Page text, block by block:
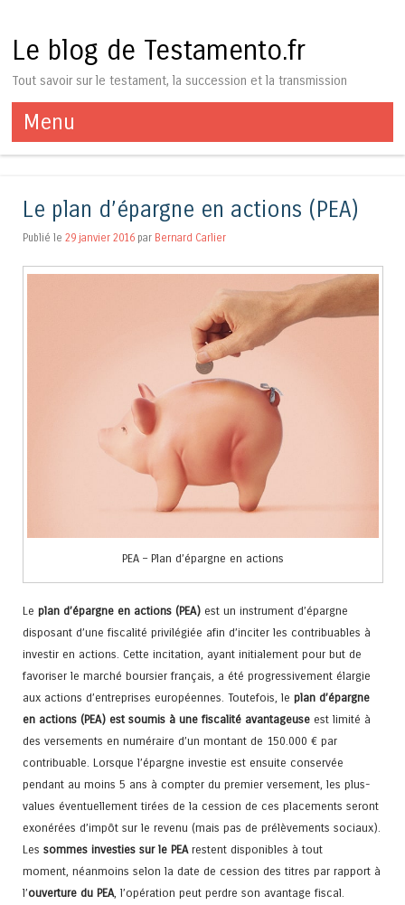
Le blog de Testamento.fr
Tout savoir sur le testament, la succession et la transmission
Menu
Aller au contenu
Le plan d’épargne en actions (PEA)
Publié le 29 janvier 2016 par Bernard Carlier
PEA – Plan d’épargne en actions
Le plan d’épargne en actions (PEA) est un instrument d’épargne
disposant d’une fiscalité privilégiée afin d’inciter les contribuables à
investir en actions. Cette incitation, ayant initialement pour but de
favoriser le marché boursier français, a été progressivement élargie
aux actions d’entreprises européennes. Toutefois, le plan d’épargne
en actions (PEA) est soumis à une fiscalité avantageuse est limité à
des versements en numéraire d’un montant de 150.000 € par
contribuable. Lorsque l’épargne investie est ensuite conservée
pendant au moins 5 ans à compter du premier versement, les plus-
values éventuellement tirées de la cession de ces placements seront
exonérées d’impôt sur le revenu (mais pas de prélèvements sociaux).
Les sommes investies sur le PEArestent disponibles à tout
moment, néanmoins selon la date de cession des titres par rapport à
l’ouverture du PEA, l’opération peut perdre son avantage fiscal.